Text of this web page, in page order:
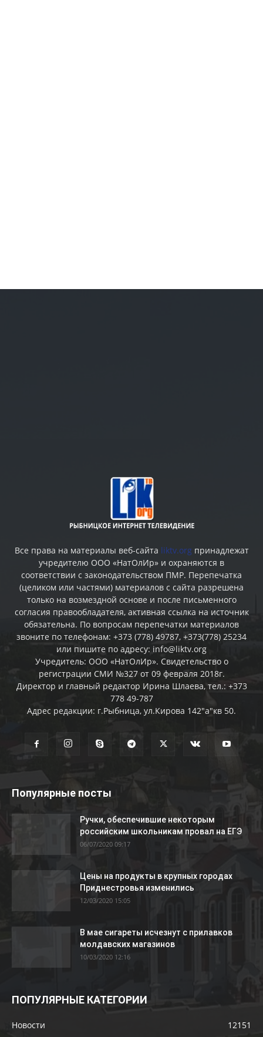
Все права на материалы веб-сайта liktv.org принадлежат
учредителю ООО «НатОлИр» и охраняются в
соответствии с законодательством ПМР. Перепечатка
(целиком или частями) материалов c сайта разрешена
только на возмездной основе и после письменного
согласия правообладателя, активная ссылка на источник
обязательна. По вопросам перепечатки материалов
звоните по телефонам: +373 (778) 49787, +373(778) 25234
или пишите по адресу: info@liktv.org
Учредитель: ООО «НатОлИр». Свидетельство о
регистрации СМИ №327 от 09 февраля 2018г.
Директор и главный редактор Ирина Шлаева, тел.: +373
778 49-787
Адрес редакции: г.Рыбница, ул.Кирова 142"а"кв 50.
Популярные посты
Ручки, обеспечившие некоторым
российским школьникам провал на ЕГЭ
06/07/2020 09:17
Цены на продукты в крупных городах
Приднестровья изменились
12/03/2020 15:05
В мае сигареты исчезнут с прилавков
молдавских магазинов
10/03/2020 12:16
ПОПУЛЯРНЫЕ КАТЕГОРИИ
Новости 12151